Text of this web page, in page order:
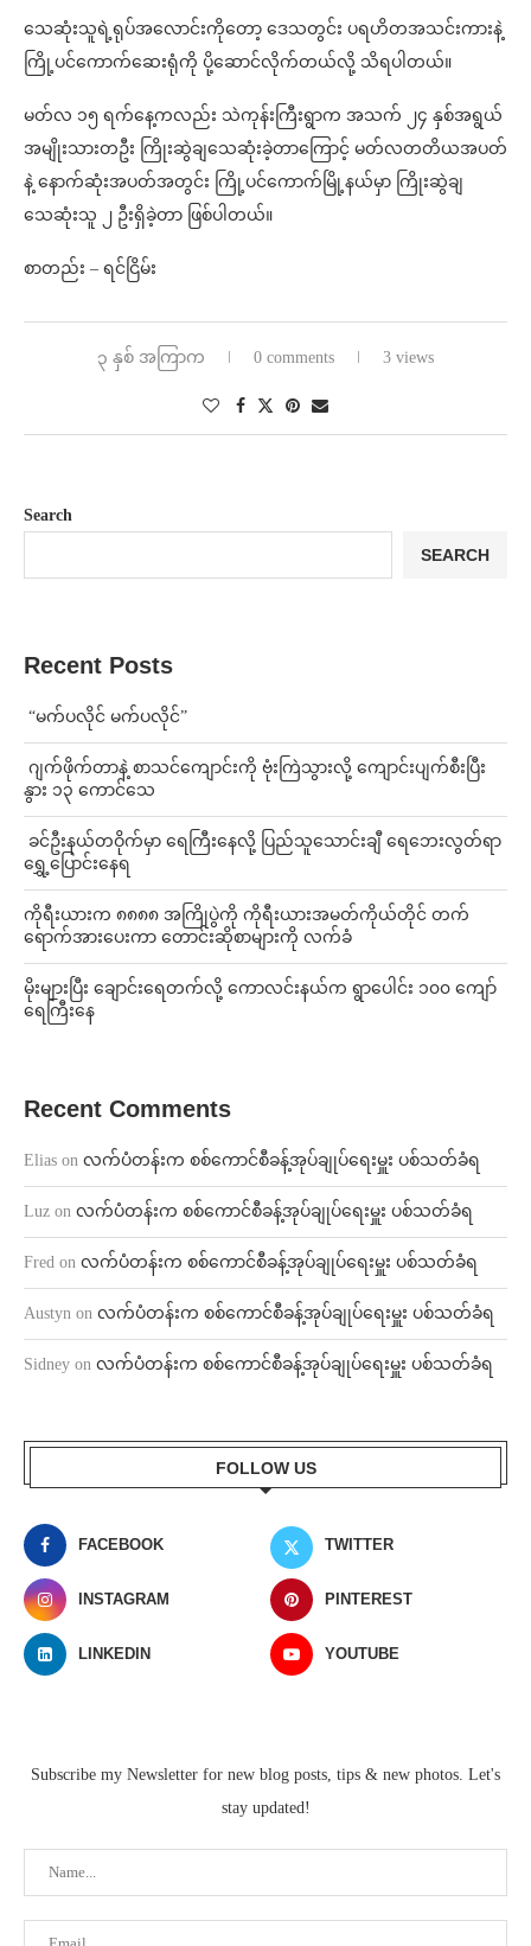
သေဆုံးသူရဲ့ရုပ်အလောင်းကိုတော့ ဒေသတွင်း ပရဟိတအသင်းကားနဲ့
ကြို့ပင်ကောက်ဆေးရုံကို ပို့ဆောင်လိုက်တယ်လို့ သိရပါတယ်။
မတ်လ ၁၅ ရက်နေ့ကလည်း သဲကုန်းကြီးရွာက အသက် ၂၄ နှစ်အရွယ်
အမျိုးသားတဦး ကြိုးဆွဲချသေဆုံးခဲ့တာကြောင့် မတ်လတတိယအပတ်
နဲ့ နောက်ဆုံးအပတ်အတွင်း ကြို့ပင်ကောက်မြို့နယ်မှာ ကြိုးဆွဲချ
သေဆုံးသူ ၂ ဦးရှိခဲ့တာ ဖြစ်ပါတယ်။
စာတည်း – ရင်ငြိမ်း
၃ နှစ် အကြာက 0 comments 3 views
Search
SEARCH
Recent Posts
⁨ ⁨“မက်ပလိုင် မက်ပလိုင်”
⁨⁩ ⁨ဂျက်ဖိုက်တာနဲ့ စာသင်ကျောင်းကို ဗုံးကြဲသွားလို့ ကျောင်းပျက်စီးပြီး
နွား ၁၃ ကောင်သေ
⁩ ⁨ခင်ဦးနယ်တဝိုက်မှာ ရေကြီးနေလို့ ပြည်သူသောင်းချီ ရေဘေးလွတ်ရာ
ရွှေ့ပြောင်းနေရ
ကိုရီးယားက ၈၈၈၈ အကြိုပွဲကို ကိုရီးယားအမတ်ကိုယ်တိုင် တက်
ရောက်အားပေးကာ တောင်းဆိုစာများကို လက်ခံ
⁨မိုးများပြီး ချောင်းရေတက်လို့ ကောလင်းနယ်က ရွာပေါင်း ၁၀၀ ကျော်
ရေကြီးနေ
Recent Comments
Elias on လက်ပံတန်းက စစ်ကောင်စီခန့်အုပ်ချုပ်ရေးမှူး ပစ်သတ်ခံရ
Luz on လက်ပံတန်းက စစ်ကောင်စီခန့်အုပ်ချုပ်ရေးမှူး ပစ်သတ်ခံရ
Fred on လက်ပံတန်းက စစ်ကောင်စီခန့်အုပ်ချုပ်ရေးမှူး ပစ်သတ်ခံရ
Austyn on လက်ပံတန်းက စစ်ကောင်စီခန့်အုပ်ချုပ်ရေးမှူး ပစ်သတ်ခံရ
Sidney on လက်ပံတန်းက စစ်ကောင်စီခန့်အုပ်ချုပ်ရေးမှူး ပစ်သတ်ခံရ
FOLLOW US
FACEBOOK TWITTER
INSTAGRAM PINTEREST
LINKEDIN YOUTUBE
Subscribe my Newsletter for new blog posts, tips & new photos. Let's
stay updated!